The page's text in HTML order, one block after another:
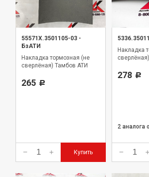
55571Х.3501105-03 -
БзАТИ
Накладка тормозная (не
сверлёная) Тамбов АТИ
265 Р
Купить
Накладка
278 Р
2 аналога